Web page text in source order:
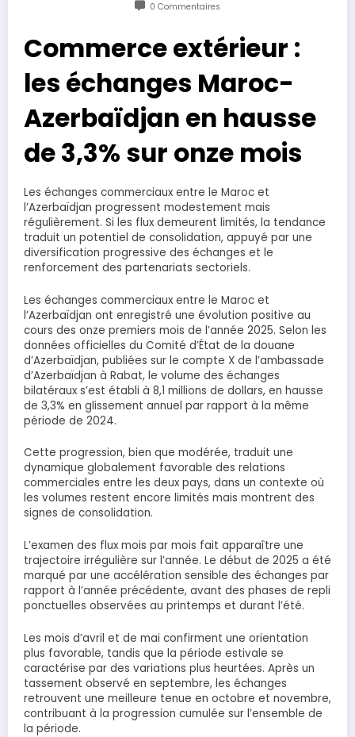
0 Commentaires
Commerce extérieur :
les échanges Maroc-
Azerbaïdjan en hausse
de 3,3% sur onze mois
Les échanges commerciaux entre le Maroc et
l’Azerbaïdjan progressent modestement mais
régulièrement. Si les flux demeurent limités, la tendance
traduit un potentiel de consolidation, appuyé par une
diversification progressive des échanges et le
renforcement des partenariats sectoriels.
Les échanges commerciaux entre le Maroc et
l’Azerbaïdjan ont enregistré une évolution positive au
cours des onze premiers mois de l’année 2025. Selon les
données officielles du Comité d’État de la douane
d’Azerbaïdjan, publiées sur le compte X de l’ambassade
d’Azerbaïdjan à Rabat, le volume des échanges
bilatéraux s’est établi à 8,1 millions de dollars, en hausse
de 3,3% en glissement annuel par rapport à la même
période de 2024.
Cette progression, bien que modérée, traduit une
dynamique globalement favorable des relations
commerciales entre les deux pays, dans un contexte où
les volumes restent encore limités mais montrent des
signes de consolidation.
L’examen des flux mois par mois fait apparaître une
trajectoire irrégulière sur l’année. Le début de 2025 a été
marqué par une accélération sensible des échanges par
rapport à l’année précédente, avant des phases de repli
ponctuelles observées au printemps et durant l’été.
Les mois d’avril et de mai confirment une orientation
plus favorable, tandis que la période estivale se
caractérise par des variations plus heurtées. Après un
tassement observé en septembre, les échanges
retrouvent une meilleure tenue en octobre et novembre,
contribuant à la progression cumulée sur l’ensemble de
la période.